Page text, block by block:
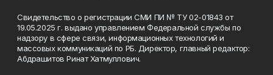
Свидетельство о регистрации СМИ ПИ № ТУ 02-01843 от
19.05.2025 г. выдано управлением Федеральной службы по
надзору в сфере связи, информационных технологий и
массовых коммуникаций по РБ. Директор, главный редактор:
Абдрашитов Ринат Хатмуллович.